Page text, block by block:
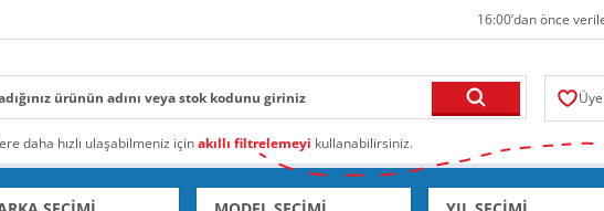
16:00’dan önce
daha hızlı ulaşabilmeniz içinakıllı filtrelemeyi kullanabilirsiniz.